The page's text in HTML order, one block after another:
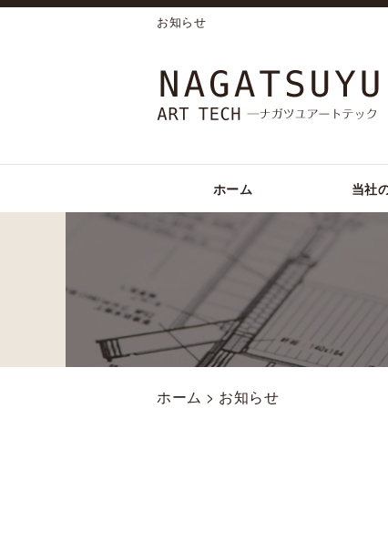
お知らせ
ホーム 当社
ホーム > お知らせ